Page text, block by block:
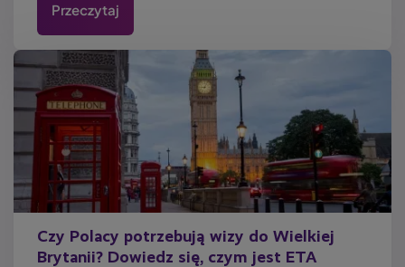
Przeczytaj
Czy Polacy potrzebują wizy do Wielkiej
Brytanii? Dowiedz się, czym jest ETA